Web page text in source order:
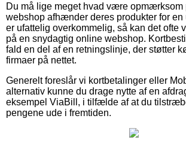
Du må lige meget hvad være opmærksom
webshop afhænder deres produkter for en
er ufattelig overkommelig, så kan det ofte
på en snydagtig online webshop.
fald en del af en retningslinje, der støtter
firmaer på nettet.
Generelt foreslår vi kortbetalinger eller
alternativ kunne du drage nytte af en
eksempel ViaBill, i tilfælde af at du
pengene ude i fremtiden.